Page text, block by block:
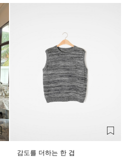
감도를 더하는 한 겹